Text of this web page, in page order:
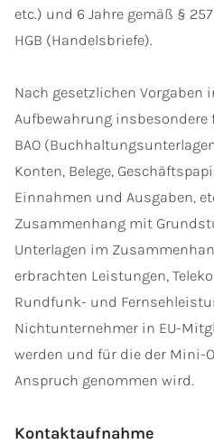
etc.) und 6 Jahre gemäß §
HGB (Handelsbriefe).
Nach gesetzlichen Vorgaben
Aufbewahrung insbesondere
BAO
Konten, Belege,
Einnahmen und Ausgaben,
Zusammenhang mit
Unterlagen im
erbrachten Leistungen,
Rundfunk- und
Nichtunternehmer in EU-
werden und für die der Mini-
Anspruch genommen wird.
Kontaktaufnahme